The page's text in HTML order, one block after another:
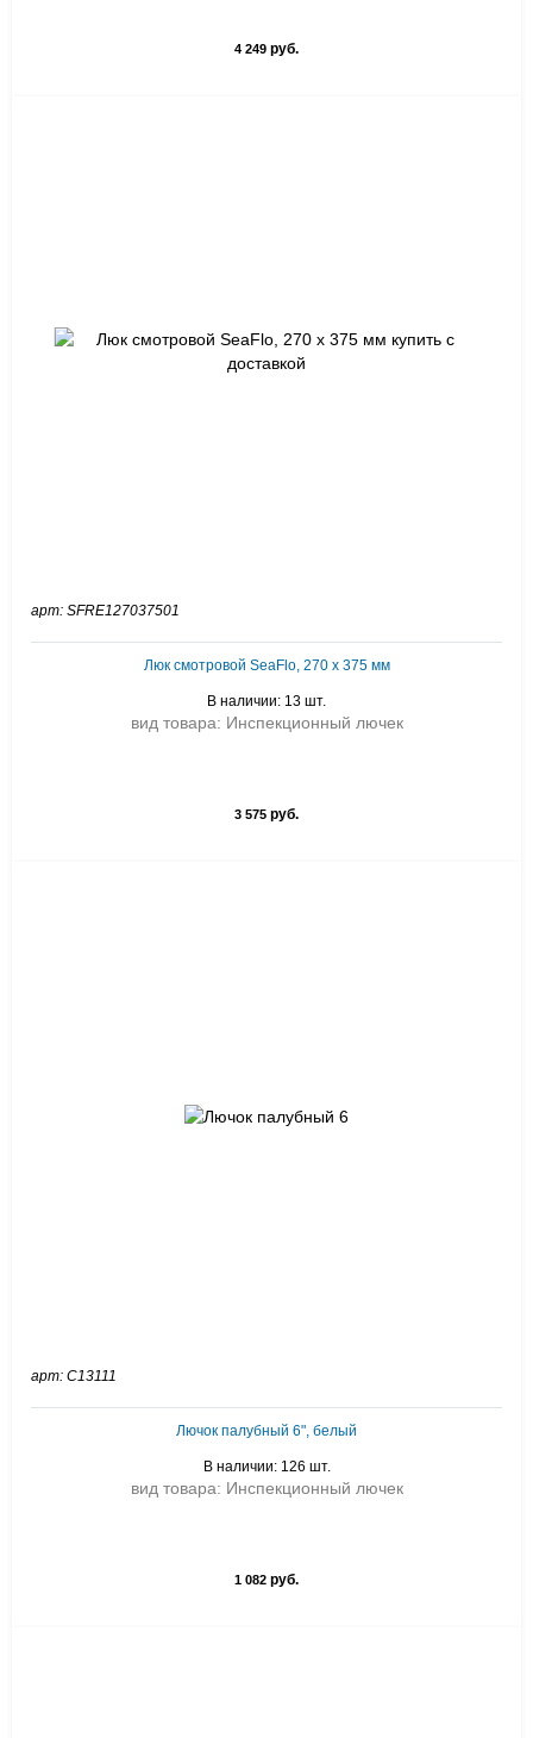
4 249 руб.
арт: SFRE127037501
Люк смотровой SeaFlo, 270 х 375 мм
В наличии: 13 шт.
вид товара: Инспекционный лючек
3 575 руб.
арт: C13111
Лючок палубный 6", белый
В наличии: 126 шт.
вид товара: Инспекционный лючек
1 082 руб.